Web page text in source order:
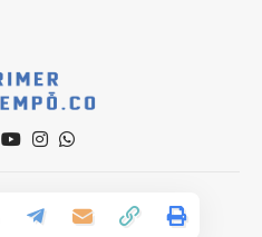
Deportes SAS